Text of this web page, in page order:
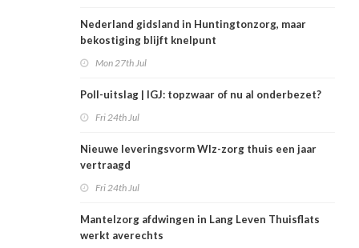
Nederland gidsland in Huntingtonzorg, maar
bekostiging blijft knelpunt
Mon 27th Jul
Poll-uitslag | IGJ: topzwaar of nu al onderbezet?
Fri 24th Jul
Nieuwe leveringsvorm Wlz-zorg thuis een jaar
vertraagd
Fri 24th Jul
Mantelzorg afdwingen in Lang Leven Thuisflats
werkt averechts